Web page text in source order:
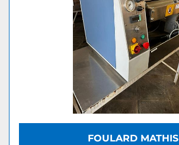
FOULARD MATHIS